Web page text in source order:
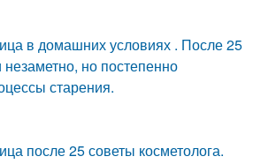
в домашних условиях . После 25
незаметно, но постепенно
старения.
после 25 советы косметолога.